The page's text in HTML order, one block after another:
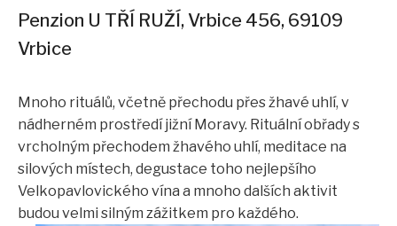
Penzion U TŘÍ RUŽÍ, Vrbice 456, 69109
Vrbice
Mnoho rituálů, včetně přechodu přes žhavé uhlí, v
nádherném prostředí jižní Moravy. Rituální obřady s
vrcholným přechodem žhavého uhlí, meditace na
silových místech, degustace toho nejlepšího
Velkopavlovického vína a mnoho dalších aktivit
budou velmi silným zážitkem pro každého.